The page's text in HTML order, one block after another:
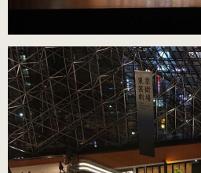
ブラック・本革
数量限定商品（22.0～25.0cm）
ゴールド
数量限定商品（22.0～25.0cm）
シルバー